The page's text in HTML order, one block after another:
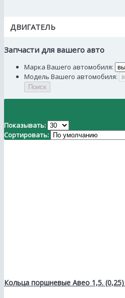
ДВИГАТЕЛЬ
Запчасти для вашего авто
Марка Вашего автомобиля:
Модель Вашего автомобиля:
Поиск
Показывать:
Сортировать:
Кольца поршневые Авео 1,5.